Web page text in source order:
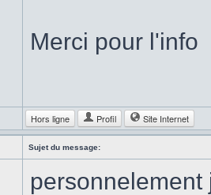
Merci pour l'info
Hors ligne Profil Site Internet
Sujet du message: